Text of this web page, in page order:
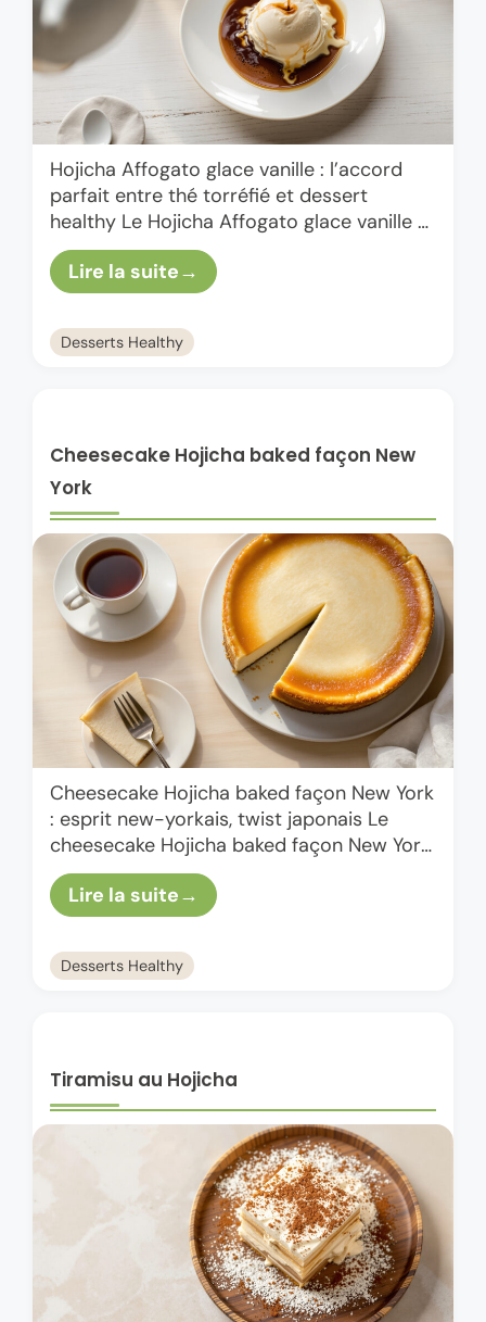
Hojicha Affogato glace vanille : l’accord
parfait entre thé torréfié et dessert
healthy Le Hojicha Affogato glace vanille et
shot de hojicha concentré, c’est un peu le
cousin chill de …
Lire la suite
Desserts Healthy
Cheesecake Hojicha baked façon New
York
Cheesecake Hojicha baked façon New York
: esprit new-yorkais, twist japonais Le
cheesecake Hojicha baked façon New York,
c’est un peu le cousin globe-trotter du
classique gâteau au fromage. Tu …
Lire la suite
Desserts Healthy
Tiramisu au Hojicha